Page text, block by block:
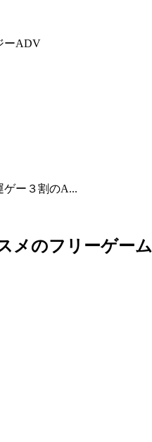
ーADV
ゲー３割のA...
メのフリーゲーム